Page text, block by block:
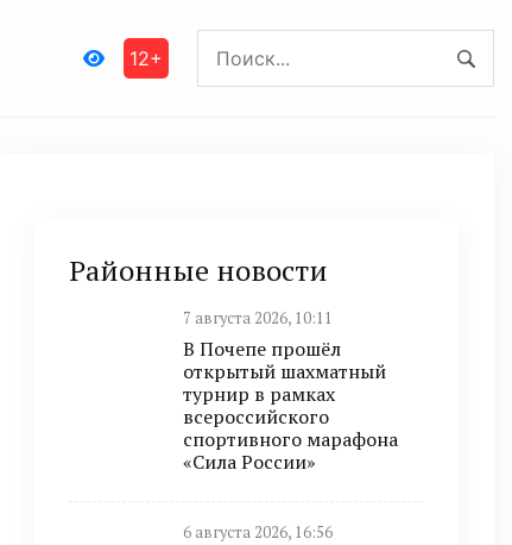
12+
Районные новости
7 августа 2026, 10:11
В Почепе прошёл
открытый шахматный
турнир в рамках
всероссийского
спортивного марафона
«Сила России»
6 августа 2026, 16:56